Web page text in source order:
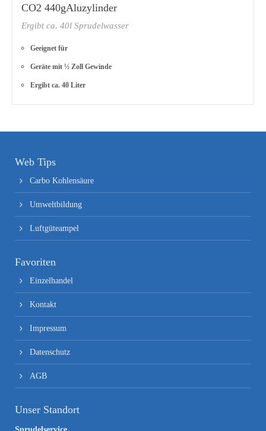
CO2 440gAluzylinder
Ergibt ca. 40l Sprudelwasser
Geeignet für
Geräte mit ½ Zoll Gewinde
Ergibt ca. 40 Liter
Web Tips
Carbo Kohlensäure
Umweltbildung
Luftgüteampel
Favoriten
Einzelhandel
Kontakt
Impressum
Datenschutz
AGB
Unser Standort